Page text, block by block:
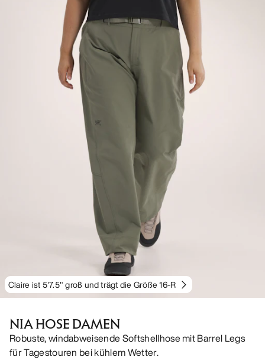
Claire ist 5'7.5" groß und trägt die Größe 16-R
NIA HOSE DAMEN
Robuste, windabweisende Softshellhose mit Barrel Legs
für Tagestouren bei kühlem Wetter.